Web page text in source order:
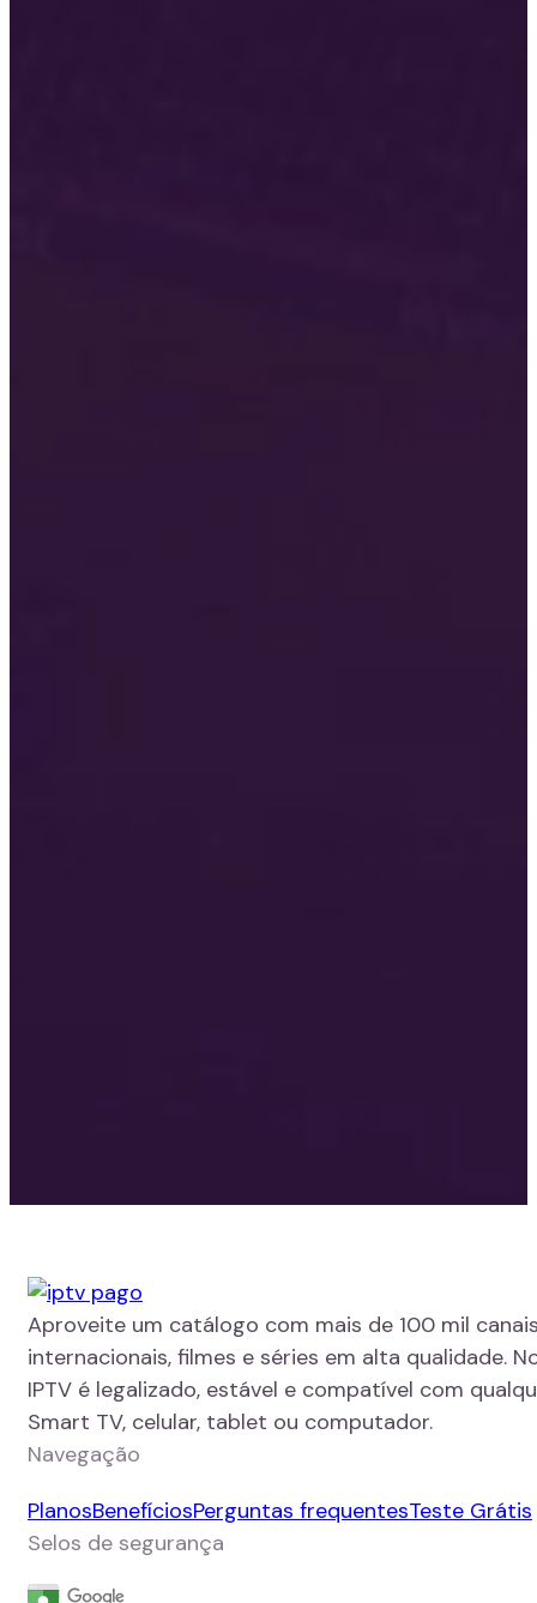
Aproveite um catálogo com mais de 100 mil
internacionais, filmes e séries em alta qualidade.
IPTV é legalizado, estável e compatível com
Smart TV, celular, tablet ou computador.
Navegação
PlanosBenefíciosPerguntas frequentesTeste Grátis
Selos de segurança